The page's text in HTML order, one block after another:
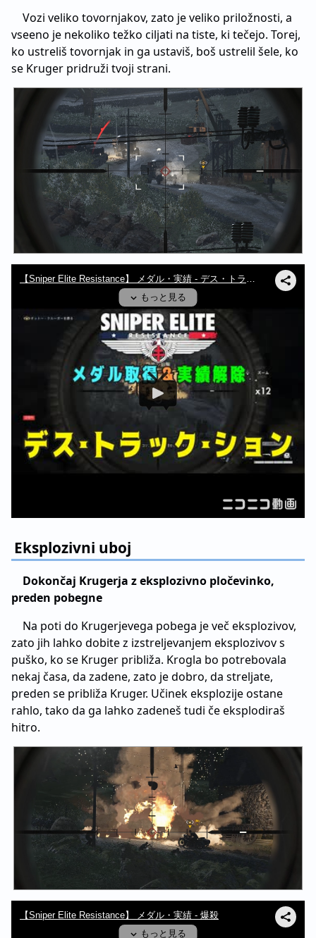
Vozi veliko tovornjakov, zato je veliko priložnosti, a
vseeno je nekoliko težko ciljati na tiste, ki tečejo. Torej,
ko ustreliš tovornjak in ga ustaviš, boš ustrelil šele, ko
se Kruger pridruži tvoji strani.
Eksplozivni uboj
Dokončaj Krugerja z eksplozivno pločevinko,
preden pobegne
Na poti do Krugerjevega pobega je več eksplozivov,
zato jih lahko dobite z izstreljevanjem eksplozivov s
puško, ko se Kruger približa. Krogla bo potrebovala
nekaj časa, da zadene, zato je dobro, da streljate,
preden se približa Kruger. Učinek eksplozije ostane
rahlo, tako da ga lahko zadeneš tudi če eksplodiraš
hitro.